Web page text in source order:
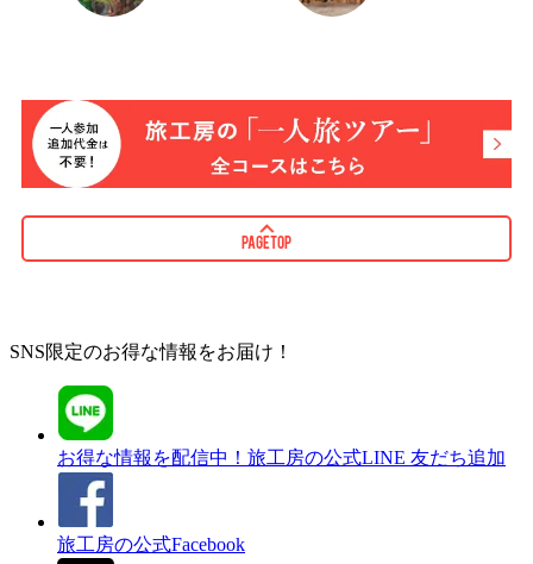
PAGETOP
SNS限定のお得な情報をお届け！
お得な情報を配信中！ 旅工房の公式LINE 友だち追加
旅工房の公式Facebook